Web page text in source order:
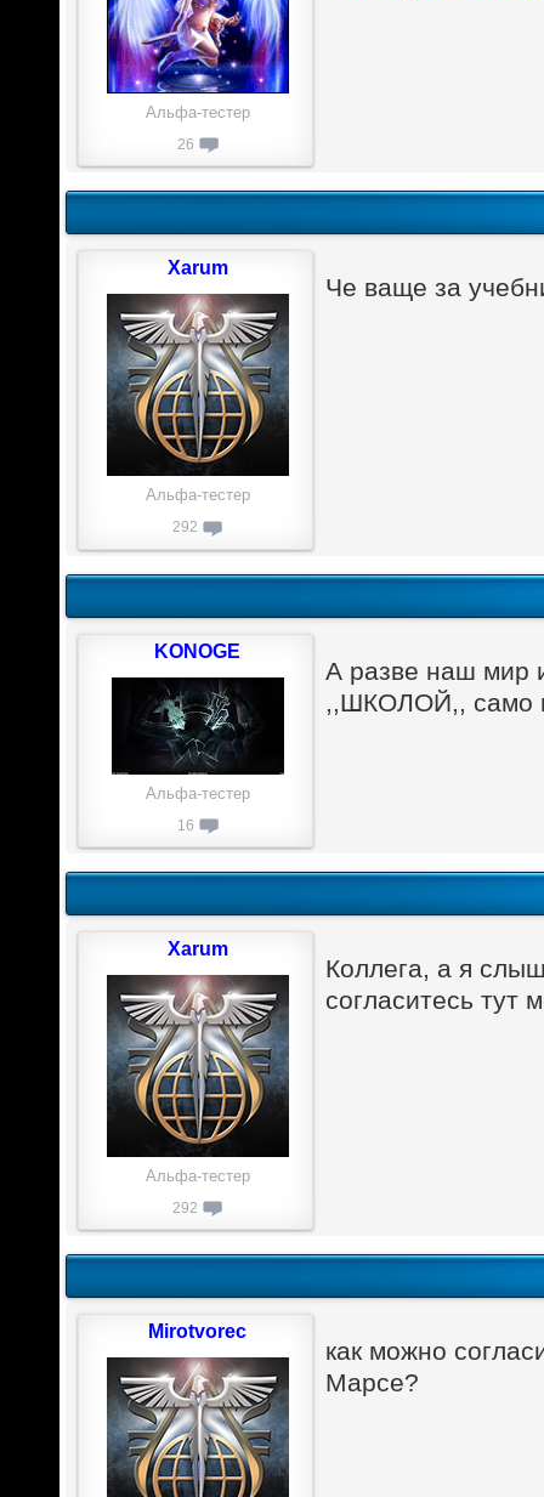
Альфа-тестер
26
Че ваще за
Xarum
Альфа-тестер
292
А разве наш мир
,,ШКОЛОЙ,, само
KONOGE
Альфа-тестер
16
Коллега, а я
согласитесь тут
Xarum
Альфа-тестер
292
как можно
Марсе?
Mirotvorec